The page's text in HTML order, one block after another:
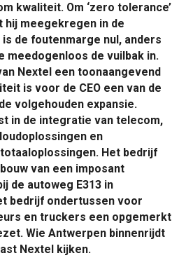
kwaliteit. Om ‘zero tolerance’
meegekregen in de
de foutenmarge nul, anders
meedogenloos de vuilbak in.
Nextel een toonaangevend
is voor de CEO een van de
volgehouden expansie.
in de integratie van telecom,
en
Het bedrijf
van een imposant
de autoweg E313 in
bedrijf ondertussen voor
en truckers een opgemerkt
Wie Antwerpen binnenrijdt
Nextel kijken.